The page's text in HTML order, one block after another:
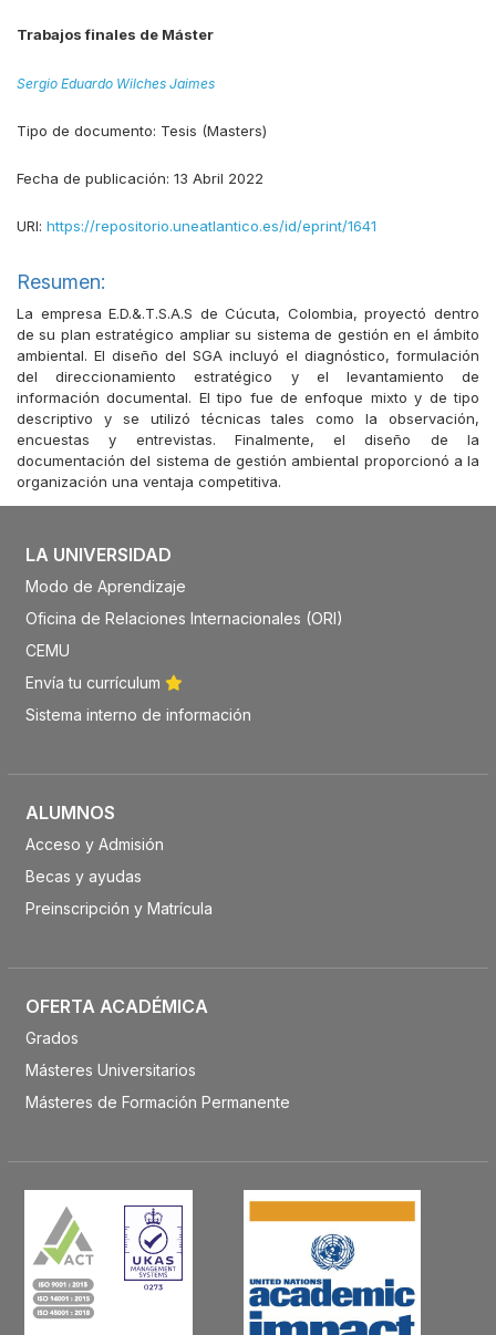
Trabajos finales de Máster
Sergio Eduardo Wilches Jaimes
Tipo de documento: Tesis (Masters)
Fecha de publicación: 13 Abril 2022
URI: https://repositorio.uneatlantico.es/id/eprint/1641
Resumen:
La empresa E.D.&.T.S.A.S de Cúcuta, Colombia, proyectó dentro
de su plan estratégico ampliar su sistema de gestión en el ámbito
ambiental. El diseño del SGA incluyó el diagnóstico, formulación
del direccionamiento estratégico y el levantamiento de
información documental. El tipo fue de enfoque mixto y de tipo
descriptivo y se utilizó técnicas tales como la observación,
encuestas y entrevistas. Finalmente, el diseño de la
documentación del sistema de gestión ambiental proporcionó a la
organización una ventaja competitiva.
LA UNIVERSIDAD
Modo de Aprendizaje
Oficina de Relaciones Internacionales (ORI)
CEMU
Envía tu currículum
Sistema interno de información
ALUMNOS
Acceso y Admisión
Becas y ayudas
Preinscripción y Matrícula
OFERTA ACADÉMICA
Grados
Másteres Universitarios
Másteres de Formación Permanente